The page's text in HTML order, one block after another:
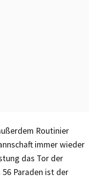
Routinier
immer wieder
das Tor der
Paraden ist der